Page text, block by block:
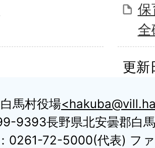
保
全
更新
白馬村役場
9393長野県北安曇郡白
0261-72-5000(代表) フ